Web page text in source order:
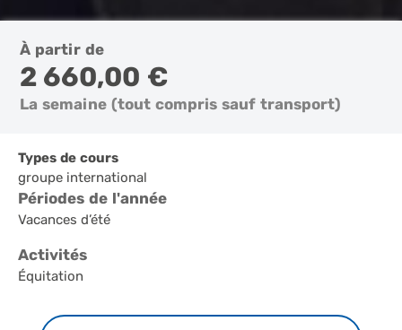
À partir de
2 660,00 €
La semaine (tout compris sauf transport)
Types de cours
groupe international
Périodes de l'année
Vacances d’été
Activités
Équitation